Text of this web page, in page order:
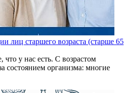
лиц старшего возраста (старше 65
у нас есть. С возрастом
состоянием организма: многие